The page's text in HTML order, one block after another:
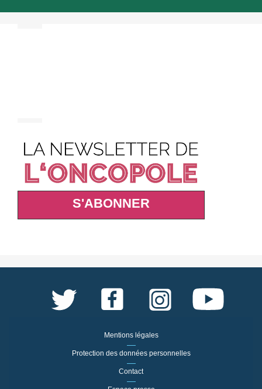
S'ABONNER
Mentions légales
Protection des données personnelles
Contact